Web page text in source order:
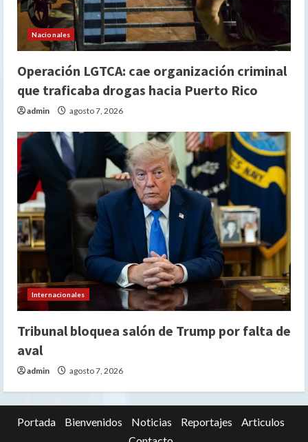
Nacionales
Operación LGTCA: cae organización criminal
que traficaba drogas hacia Puerto Rico
admin agosto 7, 2026
Internacionales
Tribunal bloquea salón de Trump por falta de
aval
admin agosto 7, 2026
Portada Bienvenidos Noticias Reportajes
Articulos